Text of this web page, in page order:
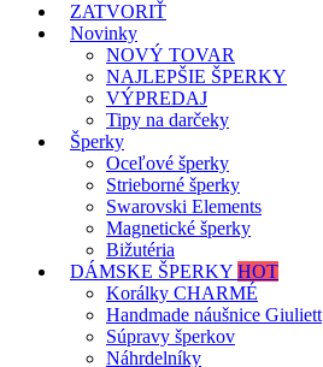
ZATVORIŤ
Novinky
NOVÝ TOVAR
NAJLEPŠIE ŠPERKY
VÝPREDAJ
Tipy na darčeky
Šperky
Oceľové šperky
Strieborné šperky
Swarovski Elements
Magnetické šperky
Bižutéria
DÁMSKE ŠPERKY HOT
Korálky CHARMÉ
Handmade náušnice Giuliett
Súpravy šperkov
Náhrdelníky